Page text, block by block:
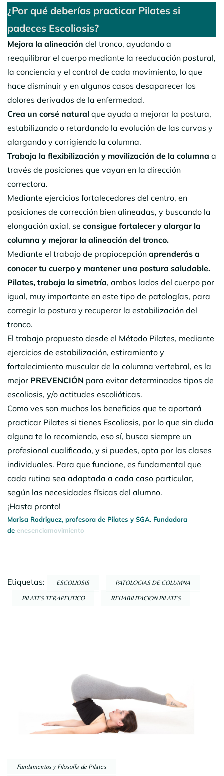
¿Por qué deberías practicar Pilates si
padeces Escoliosis?
Mejora la alineación del tronco, ayudando a
reequilibrar el cuerpo mediante la reeducación postural,
la conciencia y el control de cada movimiento, lo que
hace disminuir y en algunos casos desaparecer los
dolores derivados de la enfermedad.
Crea un corsé natural que ayuda a mejorar la postura,
estabilizando o retardando la evolución de las curvas y
alargando y corrigiendo la columna.
Trabaja la flexibilización y movilización de la columna a
través de posiciones que vayan en la dirección
correctora.
Mediante ejercicios fortalecedores del centro, en
posiciones de corrección bien alineadas, y buscando la
elongación axial, se consigue fortalecer y alargar la
columna y mejorar la alineación del tronco.
Mediante el trabajo de propiocepción aprenderás a
conocer tu cuerpo y mantener una postura saludable.
Pilates, trabaja la simetría, ambos lados del cuerpo por
igual, muy importante en este tipo de patologías, para
corregir la postura y recuperar la estabilización del
tronco.
El trabajo propuesto desde el Método Pilates, mediante
ejercicios de estabilización, estiramiento y
fortalecimiento muscular de la columna vertebral, es la
mejor PREVENCIÓN para evitar determinados tipos de
escoliosis, y/o actitudes escolióticas.
Como ves son muchos los beneficios que te aportará
practicar Pilates si tienes Escoliosis, por lo que sin duda
alguna te lo recomiendo, eso sí, busca siempre un
profesional cualificado, y si puedes, opta por las clases
individuales. Para que funcione, es fundamental que
cada rutina sea adaptada a cada caso particular,
según las necesidades físicas del alumno.
¡Hasta pronto!
Marisa Rodriguez, profesora de Pilates y SGA. Fundadora
de enesenciamovimiento
Etiquetas: ESCOLIOSIS PATOLOGIAS DE COLUMNA
PILATES TERAPEUTICO REHABILITACION PILATES
Fundamentos y Filosofía de Pilates